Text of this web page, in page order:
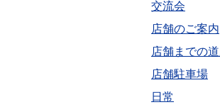
交流会
店舗のご案内
店舗までの
店舗駐車場
日常